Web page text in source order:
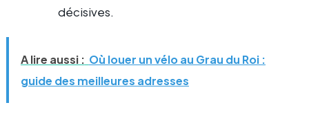
décisives.
A lire aussi : Où louer un vélo au Grau du Roi :
guide des meilleures adresses